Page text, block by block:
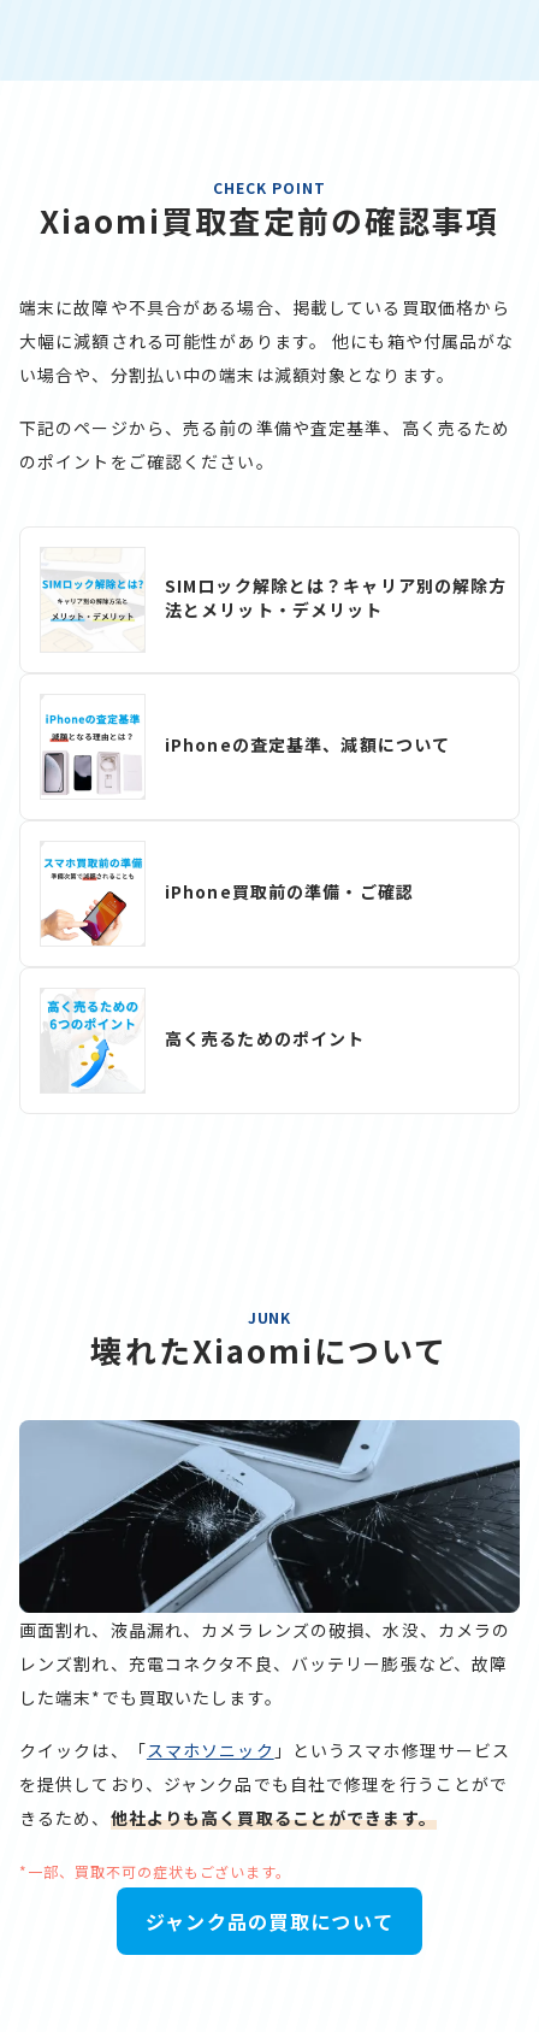
CHECK POINT
Xiaomi買取査定前の確認事項
端末に故障や不具合がある場合、掲載している買取価格から
大幅に減額される可能性があります。
他にも箱や付属品がな
い場合や、分割払い中の端末は減額対象となります。
下記のページから、売る前の準備や査定基準、高く売るため
のポイントをご確認ください。
SIMロック解除とは？キャリア別の解除方
法とメリット・デメリット
iPhoneの査定基準、減額について
iPhone買取前の準備・ご確認
高く売るためのポイント
JUNK
壊れたXiaomiについて
画面割れ、液晶漏れ、カメラレンズの破損、水没、カメラの
レンズ割れ、充電コネクタ不良、バッテリー膨張など、故障
した端末*でも買取いたします。
クイックは、「スマホソニック 」というスマホ修理サービス
を提供しており、ジャンク品でも自社で修理を行うことがで
きるため、 他社よりも高く買取ることができます。
*一部、買取不可の症状もございます。
ジャンク品の買取について